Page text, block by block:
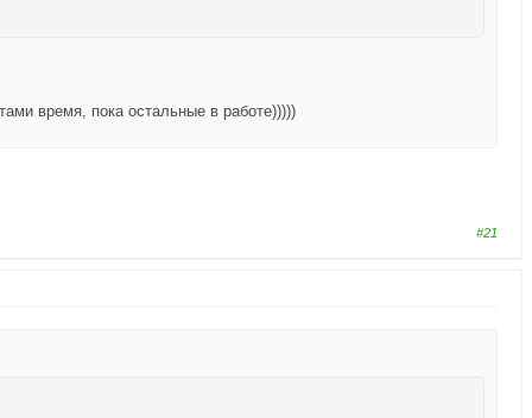
время, пока остальные в работе)))))
#21